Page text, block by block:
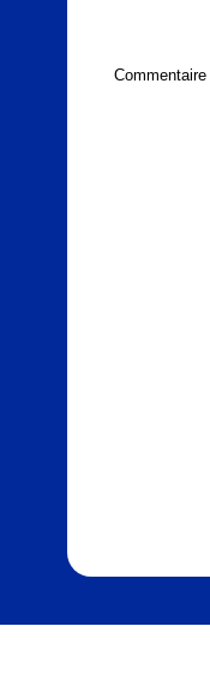
Commentaire